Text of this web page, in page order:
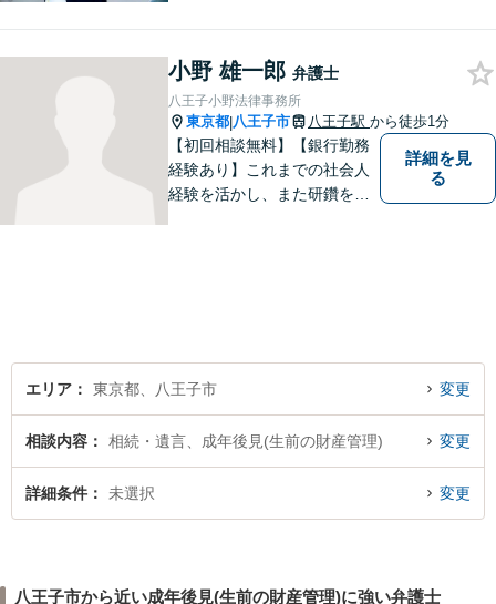
護士の裁量により費用の分割
が可能です。法律事務所リベ
ルタ再生はこれに該当いたし
ます。
小野 雄一郎 弁護士
八王子小野法律事務所
東京都|八王子市 八王子駅 から徒歩1分
【初回相談無料】【銀行勤務
経験あり】これまでの社会人
経験を活かし、また研鑽を怠
詳細を見
る
エリア 東京都、八王子市 変更
相談内容 相続・遺言、成年後見(生前の財産管理) 変更
詳細条件 未選択 変更
八王子市から近い成年後見(生前の財産管理)に強い弁護士